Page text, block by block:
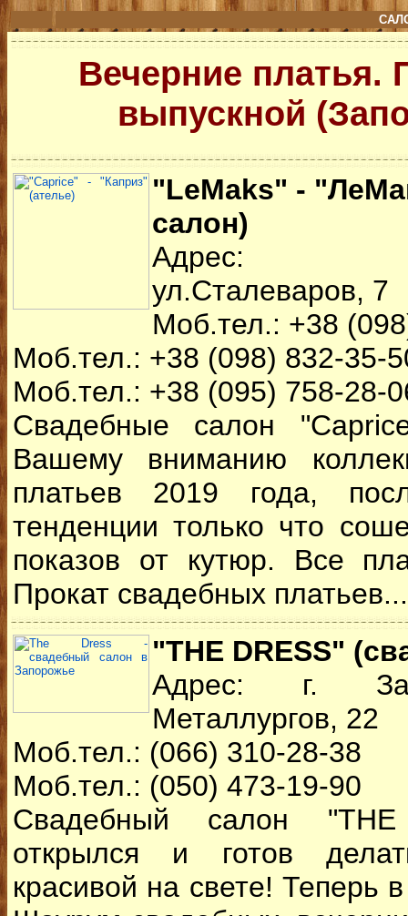
Вечерние платья.
выпускной
"LeMaks" -
салон)
Адрес:
ул.Сталеваров, 7
Моб.тел.: +38
Моб.тел.: +38 (098) 832-35-
Моб.тел.: +38 (095) 758-28-
Свадебные салон
Вашему вниманию
платьев 2019 года,
тенденции только что
показов от кутюр. Все
Прокат свадебных
"THE DRESS"
Адрес: г.
Металлургов, 22
Моб.тел.: (066) 310-28-38
Моб.тел.: (050) 473-19-90
Свадебный салон
открылся и готов
красивой на свете! Теперь